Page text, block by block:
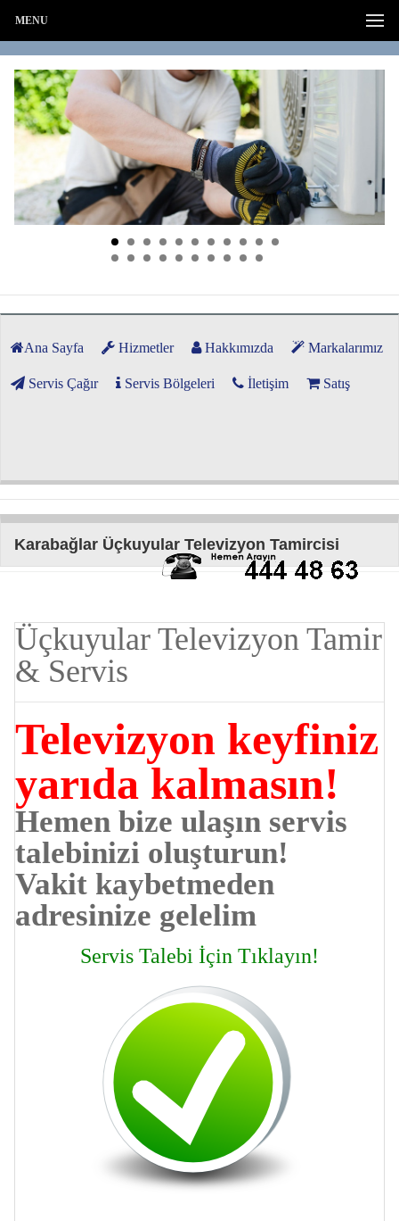
MENU
Ana Sayfa Hizmetler Hakkımızda Markalarımız
Servis Çağır Servis Bölgeleri İletişim Satış
Karabağlar Üçkuyular Televizyon Tamircisi
Üçkuyular Televizyon Tamir
& Servis
Televizyon keyfiniz
yarıda kalmasın!
Hemen bize ulaşın servis
talebinizi oluşturun!
Vakit kaybetmeden
adresinize gelelim
Servis Talebi İçin Tıklayın!